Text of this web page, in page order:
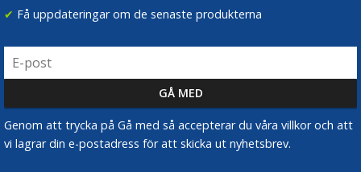
✔ Få uppdateringar om de senaste produkterna
Genom att trycka på Gå med så accepterar du våra villkor och att
vi lagrar din e-postadress för att skicka ut nyhetsbrev.